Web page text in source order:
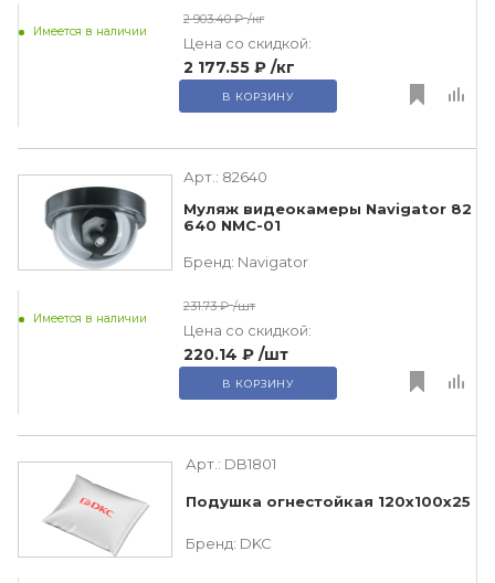
Имеется в наличии
2 903.40 ₽ /кг
Цена со скидкой:
2 177.55 ₽ /кг
В КОРЗИНУ
Арт.: 82640
Муляж видеокамеры Navigator 82
640 NMC-01
Бренд: Navigator
Имеется в наличии
231.73 ₽ /шт
Цена со скидкой:
220.14 ₽ /шт
В КОРЗИНУ
Арт.: DB1801
Подушка огнестойкая 120х100х25
Бренд: DKC